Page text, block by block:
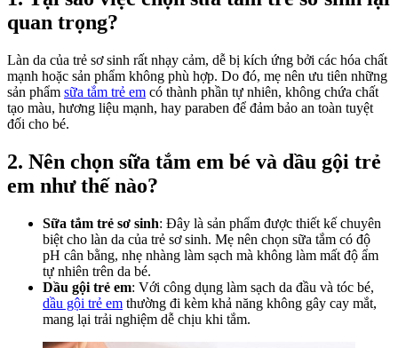
Bé
quan trọng?
Làn da của trẻ sơ sinh rất nhạy cảm, dễ bị kích ứng bởi các hóa chất
mạnh hoặc sản phẩm không phù hợp. Do đó, mẹ nên ưu tiên những
sản phẩm sữa tắm trẻ em có thành phần tự nhiên, không chứa chất
tạo màu, hương liệu mạnh, hay paraben để đảm bảo an toàn tuyệt
đối cho bé.
2. Nên chọn sữa tắm em bé và dầu gội trẻ
em như thế nào?
Sữa tắm trẻ sơ sinh: Đây là sản phẩm được thiết kế chuyên
biệt cho làn da của trẻ sơ sinh. Mẹ nên chọn sữa tắm có độ
pH cân bằng, nhẹ nhàng làm sạch mà không làm mất độ ẩm
tự nhiên trên da bé.
Dầu gội trẻ em: Với công dụng làm sạch da đầu và tóc bé,
dầu gội trẻ em thường đi kèm khả năng không gây cay mắt,
mang lại trải nghiệm dễ chịu khi tắm.